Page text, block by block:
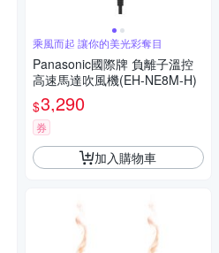
乘風而起 讓你的美光彩奪目
Panasonic國際牌 負離子溫控
高速馬達吹風機(EH-NE8M-H)
$3,290
券
加入購物車